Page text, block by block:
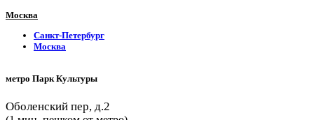
Москва
Санкт-Петербург
Москва
метро Парк Культуры
Оболенский пер, д.2